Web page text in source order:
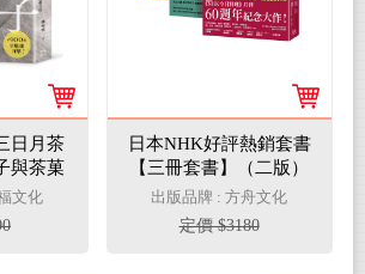
日月茶
與茶菓
文化
日本NHK好評熱銷套書
【三冊套書】（二版）
（來自日本NHK 打造健
康身體的食材大全＋來
自日本NHK 從日常飲食
出版品牌 : 方舟文化
定價 $3180